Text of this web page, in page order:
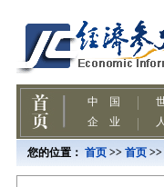
您的位置： 首页 >> 首页 >>